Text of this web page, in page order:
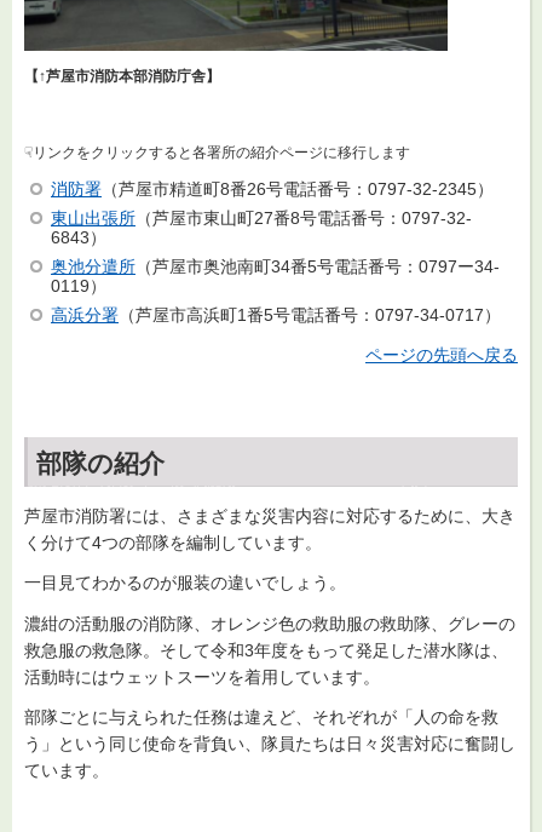
【↑芦屋市消防本部消防庁舎】
☟リンクをクリックすると各署所の紹介ページに移行します
消防署 （芦屋市精道町8番26号電話番号：0797-32-2345）
東山出張所 （芦屋市東山町27番8号電話番号：0797-32-
6843）
奥池分遣所 （芦屋市奥池南町34番5号電話番号：0797ー34-
0119）
高浜分署 （芦屋市高浜町1番5号電話番号：0797-34-0717）
ページの先頭へ戻る
部隊の紹介
芦屋市消防署には、さまざまな災害内容に対応するために、大き
く分けて4つの部隊を編制しています。
一目見てわかるのが服装の違いでしょう。
濃紺の活動服の消防隊、オレンジ色の救助服の救助隊、グレーの
救急服の救急隊。そして令和3年度をもって発足した潜水隊は、
活動時にはウェットスーツを着用しています。
部隊ごとに与えられた任務は違えど、それぞれが「人の命を救
う」という同じ使命を背負い、隊員たちは日々災害対応に奮闘し
ています。